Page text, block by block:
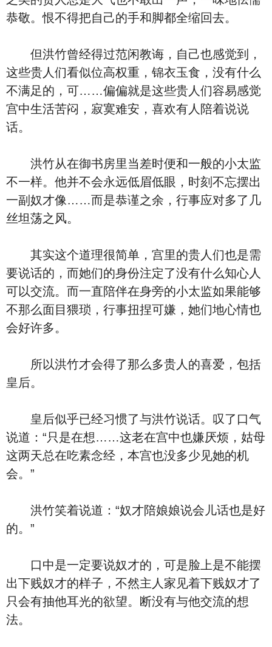
恭敬。恨不得把自己的手和脚都全缩回去。
但洪竹曾经得过范闲教诲，自己也感觉到，
这些贵人们看似位高权重，锦衣玉食，没有什么
不满足的，可……偏偏就是这些贵人们容易感觉
宫中生活苦闷，寂寞难安，喜欢有人陪着说说
话。
洪竹从在御书房里当差时便和一般的小太监
不一样。他并不会永远低眉低眼，时刻不忘摆出
一副奴才像……而是恭谨之余，行事应对多了几
丝坦荡之风。
其实这个道理很简单，宫里的贵人们也是需
要说话的，而她们的身份注定了没有什么知心人
可以交流。而一直陪伴在身旁的小太监如果能够
不那么面目猥琐，行事扭捏可嫌，她们地心情也
会好许多。
所以洪竹才会得了那么多贵人的喜爱，包括
皇后。
皇后似乎已经习惯了与洪竹说话。叹了口气
说道：“只是在想……这老在宫中也嫌厌烦，姑母
这两天总在吃素念经，本宫也没多少见她的机
会。”
洪竹笑着说道：“奴才陪娘娘说会儿话也是好
的。”
口中是一定要说奴才的，可是脸上是不能摆
出下贱奴才的样子，不然主人家见着下贱奴才了
只会有抽他耳光的欲望。断没有与他交流的想
法。